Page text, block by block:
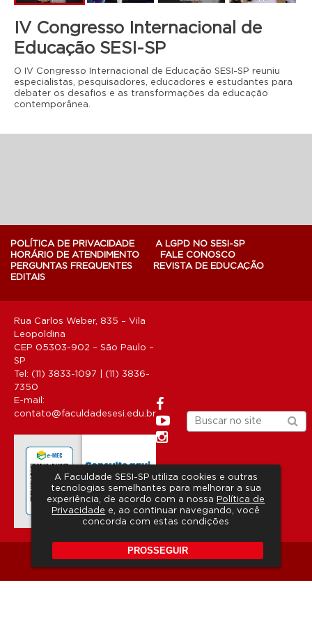
IV Congresso Internacional de
Educação SESI-SP
O IV Congresso Internacional de Educação SESI-SP reuniu
especialistas, pesquisadores, educadores e estudantes para
debater os desafios e as transformações da educação
contemporânea.
POLÍTICA DE PRIVACIDADE
A LGPD NO SESI-SP
HORÁRIO DE ATENDIMENTO
FALE CONOSCO
PERGUNTAS FREQUENTES
REVISTA DE EDUCAÇÃO
EDITAIS
Rua Carlos Weber, 835 – Vila
Leopoldina
CEP 05303-902 – São Paulo –
SP
Tel: (11) 3833-1097 | (11) 3836-
7350
E-mail:
contato@faculdadesesi.edu.br
Copyright 2026 © Todos os direitos reservados.
A Faculdade SESI-SP utiliza cookies e outras
tecnologias semelhantes para melhorar a sua
experiência, de acordo com a nossa Política de
Privacidade e, ao continuar navegando, você
concorda com estas condições
PROSSEGUIR